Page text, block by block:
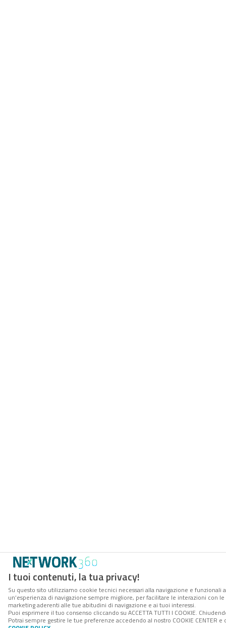
I tuoi contenuti, la tua privacy!
Su questo sito utilizziamo cookie tecnici necessari alla navigazione e
un’esperienza di navigazione sempre migliore, per facilitare le interazioni con
marketing aderenti alle tue abitudini di navigazione e ai tuoi interessi.
Puoi esprimere il tuo consenso cliccando su ACCETTA TUTTI I COOKIE.
Potrai sempre gestire le tue preferenze accedendo al nostro COOKIE